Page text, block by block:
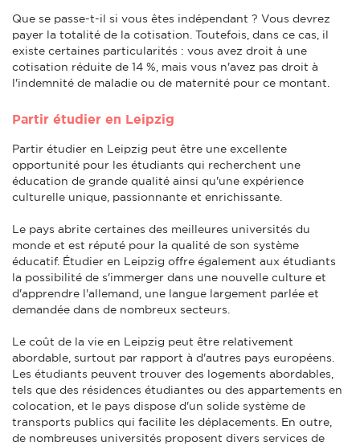
Que se passe-t-il si vous êtes indépendant ? Vous devrez
payer la totalité de la cotisation. Toutefois, dans ce cas, il
existe certaines particularités : vous avez droit à une
cotisation réduite de 14 %, mais vous n'avez pas droit à
l'indemnité de maladie ou de maternité pour ce montant.
Partir étudier en Leipzig
Partir étudier en Leipzig peut être une excellente
opportunité pour les étudiants qui recherchent une
éducation de grande qualité ainsi qu'une expérience
culturelle unique, passionnante et enrichissante.
Le pays abrite certaines des meilleures universités du
monde et est réputé pour la qualité de son système
éducatif. Étudier en Leipzig offre également aux étudiants
la possibilité de s'immerger dans une nouvelle culture et
d'apprendre l'allemand, une langue largement parlée et
demandée dans de nombreux secteurs.
Le coût de la vie en Leipzig peut être relativement
abordable, surtout par rapport à d'autres pays européens.
Les étudiants peuvent trouver des logements abordables,
tels que des résidences étudiantes ou des appartements en
colocation, et le pays dispose d'un solide système de
transports publics qui facilite les déplacements. En outre,
de nombreuses universités proposent divers services de